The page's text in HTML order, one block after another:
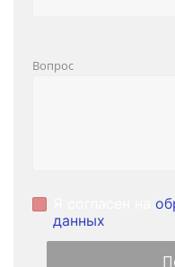
Вопрос
данных